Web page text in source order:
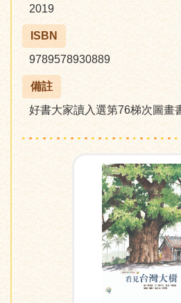
2019
ISBN
9789578930889
備註
好書大家讀入選第76梯次圖畫